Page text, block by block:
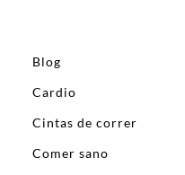
Blog
Cardio
Cintas de correr
Comer sano